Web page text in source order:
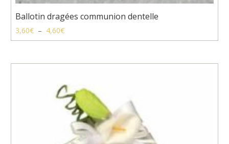
Ballotin dragées communion dentelle
3,60€ – 4,60€Plage
de
3,60€
4,60€